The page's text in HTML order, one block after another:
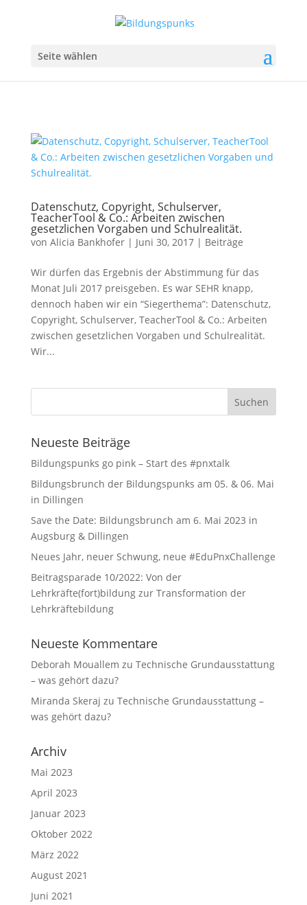
Seite wählen
Datenschutz, Copyright, Schulserver,
TeacherTool & Co.: Arbeiten zwischen
gesetzlichen Vorgaben und Schulrealität.
von Alicia Bankhofer| Juni 30, 2017| Beiträge
Wir dürfen das Ergebnis der Abstimmung für das
Monat Juli 2017 preisgeben. Es war SEHR knapp,
dennoch haben wir ein “Siegerthema”: Datenschutz,
Copyright, Schulserver, TeacherTool & Co.: Arbeiten
zwischen gesetzlichen Vorgaben und Schulrealität.
Wir...
Neueste Beiträge
Bildungspunks go pink – Start des #pnxtalk
Bildungsbrunch der Bildungspunks am 05. & 06. Mai
in Dillingen
Save the Date: Bildungsbrunch am 6. Mai 2023 in
Augsburg & Dillingen
Neues Jahr, neuer Schwung, neue #EduPnxChallenge
Beitragsparade 10/2022: Von der
Lehrkräfte(fort)bildung zur Transformation der
Lehrkräftebildung
Neueste Kommentare
Deborah Mouallem zu Technische Grundausstattung
– was gehört dazu?
Miranda Skeraj zu Technische Grundausstattung –
was gehört dazu?
Archiv
Mai 2023
April 2023
Januar 2023
Oktober 2022
März 2022
August 2021
Juni 2021